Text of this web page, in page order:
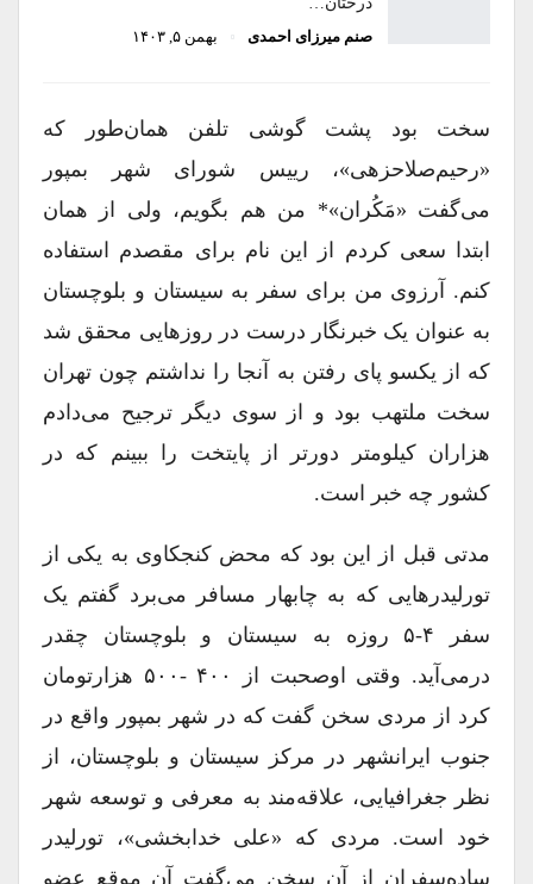
صنم میرزای احمدی
بهمن ۵, ۱۴۰۳
سخت بود پشت گوشی تلفن همان‌طور که
«رحیم‌صلاحزهی»، رییس شورای شهر بمپور
می‌گفت «مَکُران»* من هم بگویم، ولی از همان
ابتدا سعی کردم از این نام برای مقصدم استفاده
کنم. آرزوی من برای سفر به سیستان و بلوچستان
به عنوان یک خبرنگار درست در روزهایی محقق شد
که از یکسو پای رفتن به آنجا را نداشتم چون تهران
سخت ملتهب بود و از سوی دیگر ترجیح می‌دادم
هزاران کیلومتر دورتر از پایتخت را ببینم که در
کشور چه خبر است.
مدتی قبل از این بود که محض کنجکاوی به یکی از
تورلیدرهایی که به چابهار مسافر می‌برد گفتم یک
سفر ۴-۵ روزه به سیستان و بلوچستان چقدر
درمی‌آید. وقتی اوصحبت از ۴۰۰ -۵۰۰ هزارتومان
کرد از مردی سخن گفت که در شهر بمپور واقع در
جنوب ایرانشهر در مرکز سیستان و بلوچستان، از
نظر جغرافیایی، علاقه‌مند به معرفی و توسعه شهر
خود است. مردی که «علی خدابخشی»، تورلیدر
ساده‌سفران از آن سخن می‌گفت آن موقع عضو